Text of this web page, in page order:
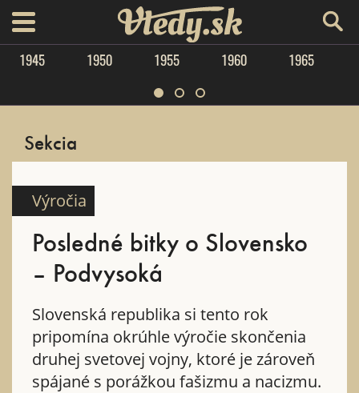
menu Vtedy.sk
1945 1950 1955 1960 1965
Sekcia
Výročia
Posledné bitky o Slovensko
– Podvysoká
Slovenská republika si tento rok
pripomína okrúhle výročie skončenia
druhej svetovej vojny, ktoré je zároveň
spájané s porážkou fašizmu a nacizmu.